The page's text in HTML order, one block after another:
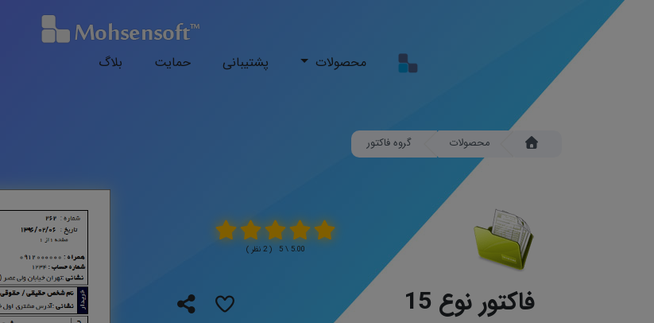
محصولات پشتیبانی حمایت بلاگ
محصولات گروه فاکتور
5.00 \ 5 ( 2 نظر )
فاکتور نوع 15